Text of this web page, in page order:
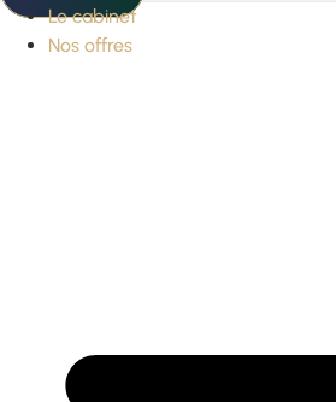
Le cabinet
Nos offres